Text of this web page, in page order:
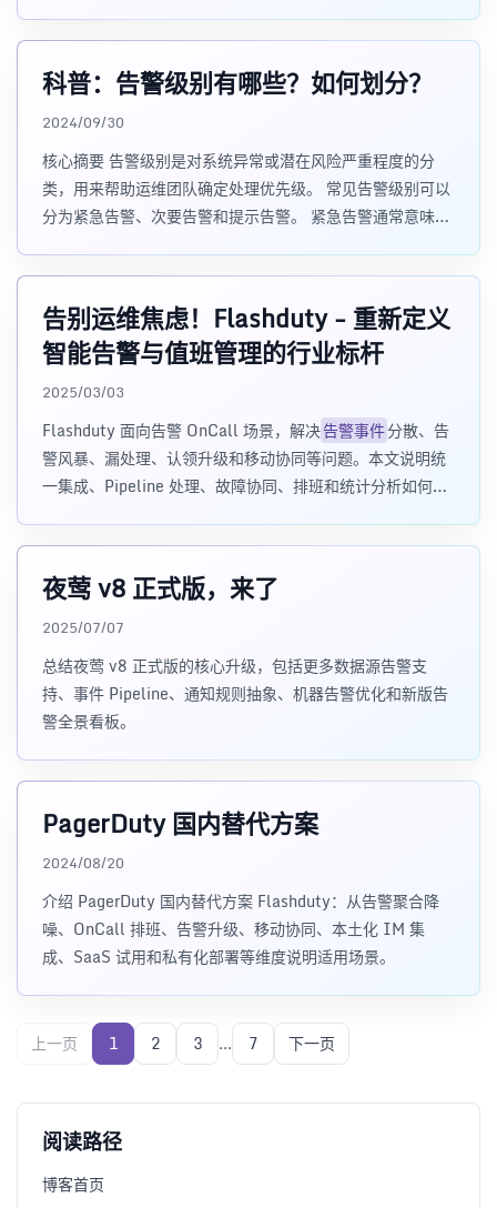
科普：告警级别有哪些？如何划分？
2024/09/30
核心摘要 告警级别是对系统异常或潜在风险严重程度的分
类，用来帮助运维团队确定处理优先级。 常见告警级别可以
分为紧急告警、次要告警和提示告警。 紧急告警通常意味着
告别运维焦虑！Flashduty - 重新定义
智能告警与值班管理的行业标杆
2025/03/03
Flashduty 面向告警 OnCall 场景，解决告警事件分散、告
警风暴、漏处理、认领升级和移动协同等问题。本文说明统
一集成、Pipeline 处理、故障协同、排班和统计分析如何组
夜莺 v8 正式版，来了
2025/07/07
总结夜莺 v8 正式版的核心升级，包括更多数据源告警支
持、事件 Pipeline、通知规则抽象、机器告警优化和新版告
警全景看板。
PagerDuty 国内替代方案
2024/08/20
介绍 PagerDuty 国内替代方案 Flashduty：从告警聚合降
噪、OnCall 排班、告警升级、移动协同、本土化 IM 集
成、SaaS 试用和私有化部署等维度说明适用场景。
上一页 1 2 3 ... 7 下一页
阅读路径
博客首页